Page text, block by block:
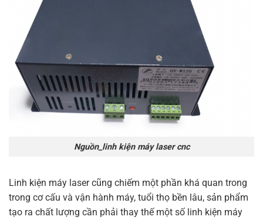
Nguồn_linh kiện máy laser cnc
Linh kiện máy laser cũng chiếm một phần khá quan trong
trong cơ cấu và vận hành máy, tuổi thọ bền lâu, sản phẩm
tạo ra chất lượng cần phải thay thế một số linh kiện máy